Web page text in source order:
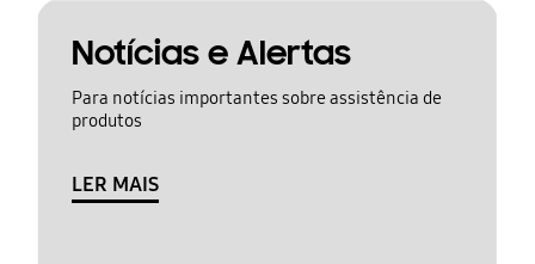
Notícias e Alertas
Para notícias importantes sobre assistência de
produtos
LER MAIS